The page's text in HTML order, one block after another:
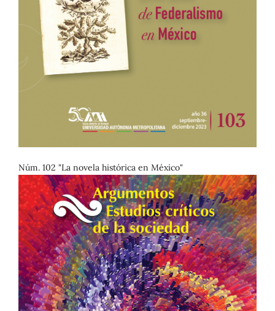
Núm. 102 "La novela histórica en México"